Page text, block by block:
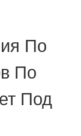
По
По
Под